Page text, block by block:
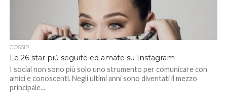
GOSSIP
Le 26 star più seguite ed amate su Instagram
I social non sono più solo uno strumento per comunicare con
amici e conoscenti. Negli ultimi anni sono diventati il mezzo
principale...